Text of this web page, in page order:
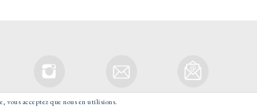
vous acceptez que nous en utilisions.